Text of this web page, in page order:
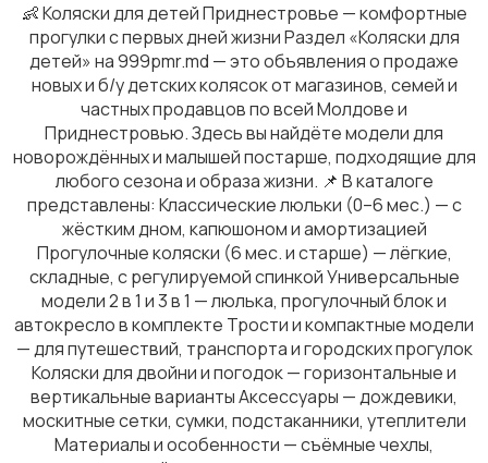
👶 Коляски для детей Приднестровье — комфортные
прогулки с первых дней жизни Раздел «Коляски для
детей» на 999pmr.md — это объявления о продаже
новых и б/у детских колясок от магазинов, семей и
частных продавцов по всей Молдове и
Приднестровью. Здесь вы найдёте модели для
новорождённых и малышей постарше, подходящие для
любого сезона и образа жизни. 📌 В каталоге
представлены: Классические люльки (0–6 мес.) — с
жёстким дном, капюшоном и амортизацией
Прогулочные коляски (6 мес. и старше) — лёгкие,
складные, с регулируемой спинкой Универсальные
модели 2 в 1 и 3 в 1 — люлька, прогулочный блок и
автокресло в комплекте Трости и компактные модели
— для путешествий, транспорта и городских прогулок
Коляски для двойни и погодок — горизонтальные и
вертикальные варианты Аксессуары — дождевики,
москитные сетки, сумки, подстаканники, утеплители
Материалы и особенности — съёмные чехлы,